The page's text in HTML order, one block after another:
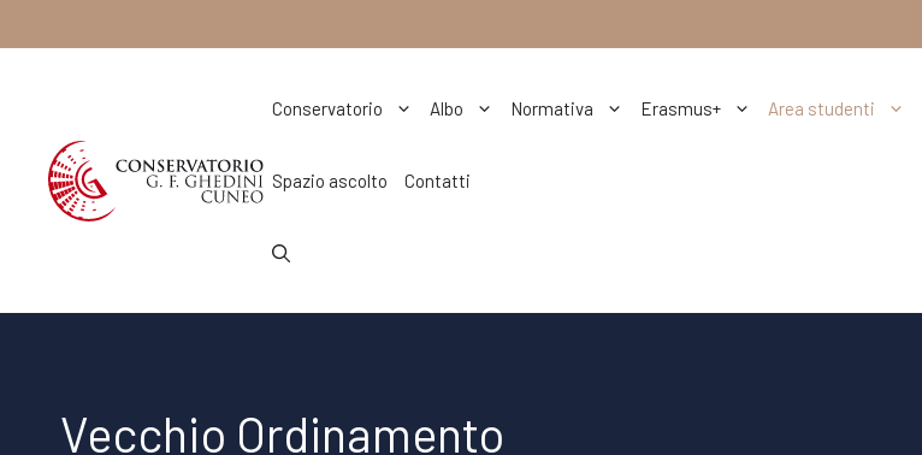
al
Conservatorio Albo Normativa Erasmus+ Area studenti
Spazio ascolto Contatti
Vecchio Ordinamento